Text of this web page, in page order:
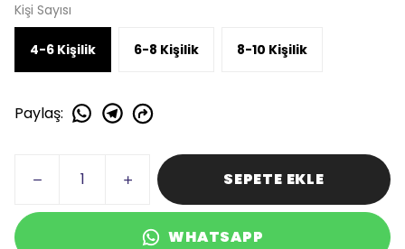
Kişi Sayısı
4-6 Kişilik 6-8 Kişilik 8-10 Kişilik
Paylaş:
SEPETE EKLE
WHATSAPP